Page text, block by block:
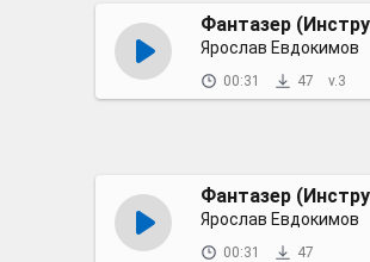
Фантазер
Ярослав Евдокимов
00:31 47 v.3
Фантазер
Ярослав Евдокимов
00:31 47